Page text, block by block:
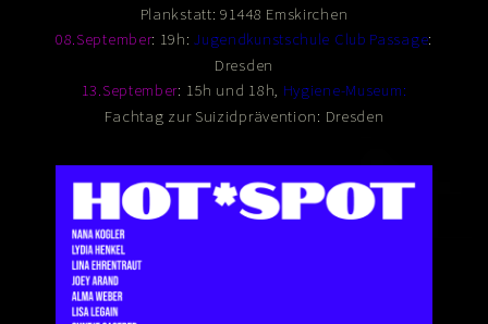
Plankstatt: 91448 Emskirchen
08.September: 19h:Jugendkunstschule Club Passage:
Dresden
13.September: 15h und 18h, Hygiene-Museum:
Fachtag zur Suizidprävention: Dresden